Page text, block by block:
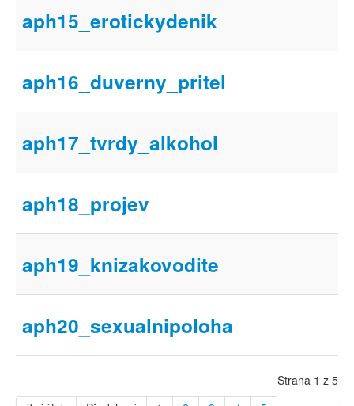
aph15_erotickydenik
aph16_duverny_pritel
aph17_tvrdy_alkohol
aph18_projev
aph19_knizakovodite
aph20_sexualnipoloha
Strana 1 z 5